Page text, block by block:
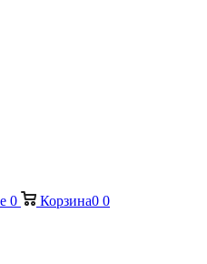
0 Корзина0 0